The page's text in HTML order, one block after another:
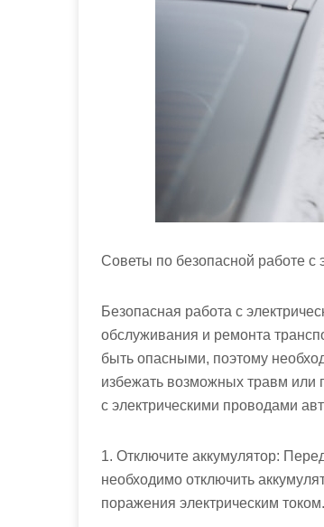
Советы по безопасной работе с
Безопасная работа с
обслуживания и ремонта
быть опасными, поэтому
избежать возможных травм или
с электрическими проводами
1. Отключите аккумулятор:
необходимо отключить
поражения электрическим током.